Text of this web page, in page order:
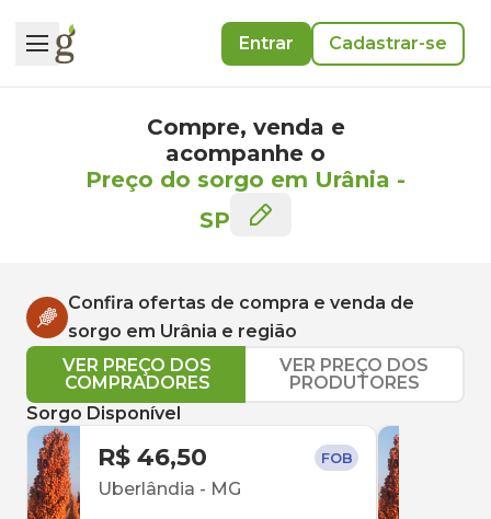
Entrar Cadastrar-se
Compre, venda e
acompanhe o
Preço do sorgo em Urânia -
SP
Confira ofertas de compra e venda de
sorgo em Urânia e região
VER PREÇO DOS
COMPRADORES
VER PREÇO DOS
PRODUTORES
Sorgo Disponível
R$ 46,50 FOB
Uberlândia - MG